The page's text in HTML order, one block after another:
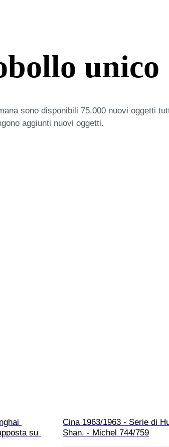
unico
sono disponibili 75.000 nuovi oggetti
aggiunti nuovi oggetti.
su
Cina 1963/1963 - Serie di
Shan. - Michel 744/759